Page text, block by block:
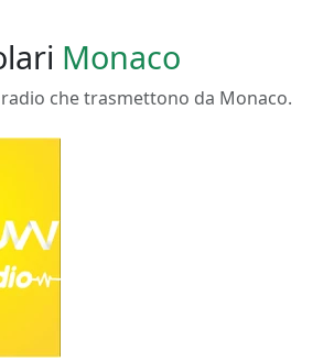
Monaco
che trasmettono da Monaco.